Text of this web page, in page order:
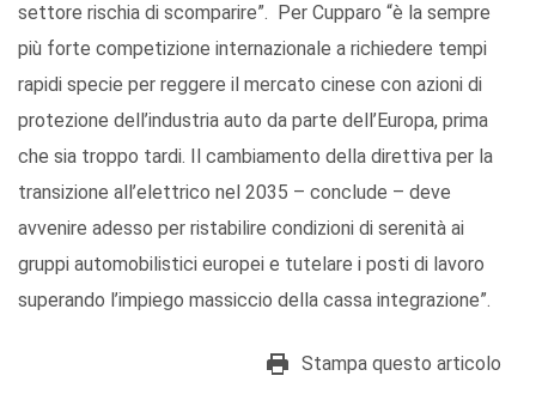
settore rischia di scomparire”. Per Cupparo “è la sempre
più forte competizione internazionale a richiedere tempi
rapidi specie per reggere il mercato cinese con azioni di
protezione dell’industria auto da parte dell’Europa, prima
che sia troppo tardi. Il cambiamento della direttiva per la
transizione all’elettrico nel 2035 – conclude – deve
avvenire adesso per ristabilire condizioni di serenità ai
gruppi automobilistici europei e tutelare i posti di lavoro
superando l’impiego massiccio della cassa integrazione”.
Stampa questo articolo